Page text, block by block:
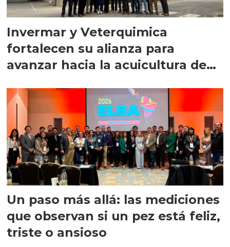
Invermar y Veterquimica
fortalecen su alianza para
avanzar hacia la acuicultura de
Un paso más allá: las mediciones
que observan si un pez está feliz,
triste o ansioso